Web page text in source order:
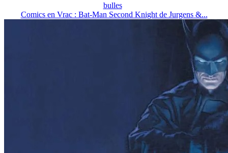
bulles
Comics en Vrac : Bat-Man Second Knight de Jurgens &...